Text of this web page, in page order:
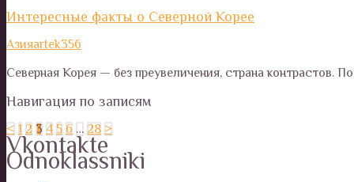
Интересные факты о Северной Корее
Азияartek356
Северная Корея — без преувеличения, страна контрастов.
Навигация по записям
< 1 2 3 4 5 6 … 28 >
Vkontakte
Odnoklassniki